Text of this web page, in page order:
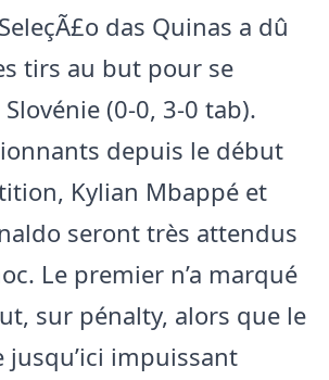
das Quinas a dû
tirs au but pour se
(0-0, 3-0 tab).
depuis le début
Kylian Mbappé et
seront très attendus
Le premier n’a marqué
sur pénalty, alors que le
jusqu’ici impuissant